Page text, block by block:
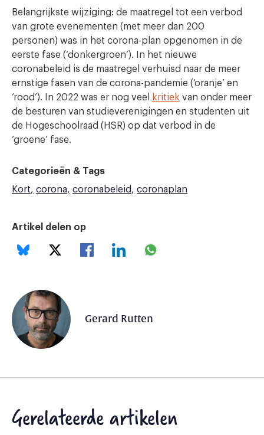
Belangrijkste wijziging: de maatregel tot een verbod
van grote evenementen (met meer dan 200
personen) was in het corona-plan opgenomen in de
eerste fase (‘donkergroen’). In het nieuwe
coronabeleid is de maatregel verhuisd naar de meer
ernstige fasen van de corona-pandemie (‘oranje’ en
‘rood’). In 2022 was er nog veel
kritiek van onder meer
de besturen van studieverenigingen en studenten uit
de Hogeschoolraad (HSR) op dat verbod in de
‘groene’ fase.
Categorieën & Tags
Kort
corona coronabeleid coronaplan
Artikel delen op
Gerard Rutten
Gerelateerde artikelen